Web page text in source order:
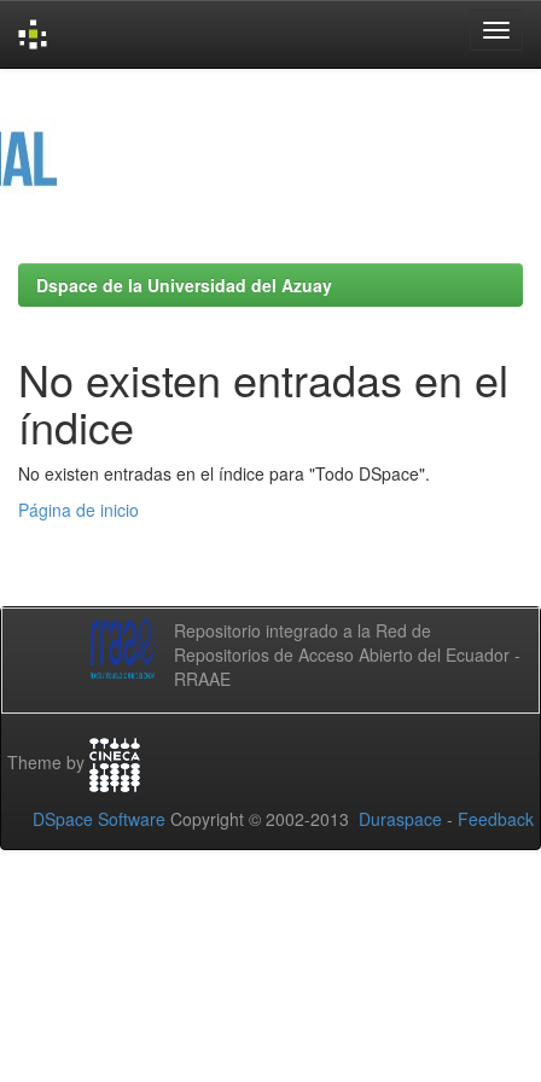
Dspace de la Universidad del Azuay
No existen entradas en el
índice
No existen entradas en el índice para "Todo DSpace".
Página de inicio
Repositorio integrado a la Red de
Repositorios de Acceso Abierto del Ecuador -
RRAAE
Theme by
DSpace Software Copyright © 2002-2013 Duraspace - Feedback